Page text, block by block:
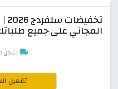
المجاني على جميع
شحن
تفعيل